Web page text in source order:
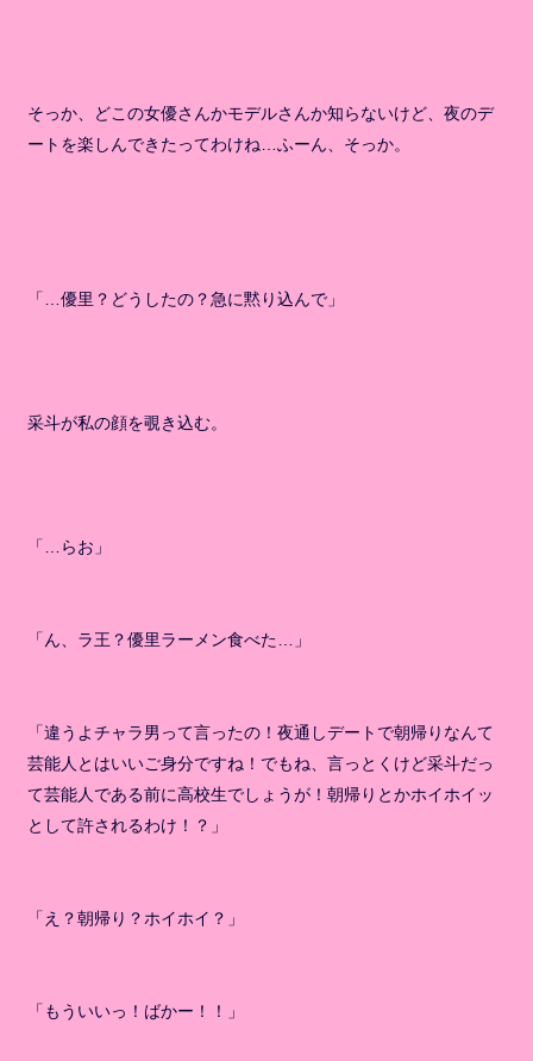
そっか、どこの女優さんかモデルさんか知らないけど、夜のデ
ートを楽しんできたってわけね…ふーん、そっか。
「…優里？どうしたの？急に黙り込んで」
采斗が私の顔を覗き込む。
「…らお」
「ん、ラ王？優里ラーメン食べた…」
「違うよチャラ男って言ったの！夜通しデートで朝帰りなんて
芸能人とはいいご身分ですね！でもね、言っとくけど采斗だっ
て芸能人である前に高校生でしょうが！朝帰りとかホイホイッ
として許されるわけ！？」
「え？朝帰り？ホイホイ？」
「もういいっ！ばかー！！」